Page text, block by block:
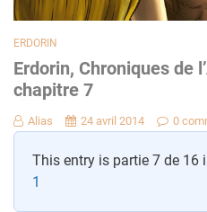
ERDORIN
Erdorin, Chroniques de
chapitre 7
Alias 24 avril 2014 0
This entry is partie 7 de 16
1